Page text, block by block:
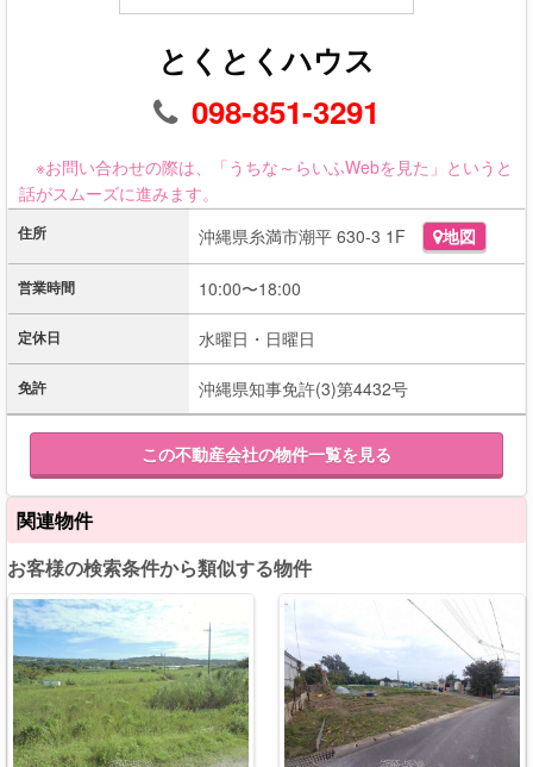
とくとくハウス
098-851-3291
※お問い合わせの際は、「うちな～らいふWebを見た」というと
話がスムーズに進みます。
住所 沖縄県糸満市潮平 630-3 1F 地図
営業時間 10:00〜18:00
定休日 水曜日・日曜日
免許 沖縄県知事免許(3)第4432号
この不動産会社の物件一覧を見る
関連物件
お客様の検索条件から類似する物件